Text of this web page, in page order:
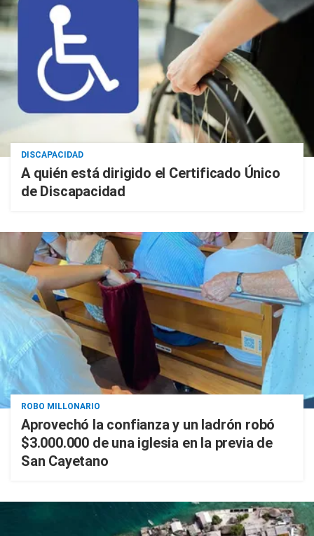
DISCAPACIDAD
A quién está dirigido el Certificado Único
de Discapacidad
ROBO MILLONARIO
Aprovechó la confianza y un ladrón robó
$3.000.000 de una iglesia en la previa de
San Cayetano